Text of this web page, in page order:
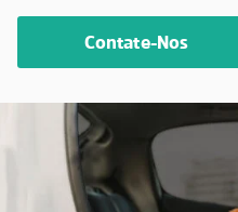
Contate-Nos